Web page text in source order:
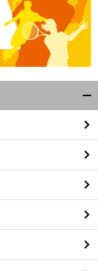
閉
る